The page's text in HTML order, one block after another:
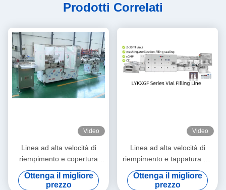
Prodotti Correlati
Video
Linea ad alta velocità di
riempimento e copertura
liquida per spray e oli
essenziali (10-50 ml)
Ottenga il migliore
prezzo
Video
Linea ad alta velocità di
riempimento e tappatura dei
flaconcini di vaccino cGMP
Automazione conforme agli
Ottenga il migliore
prezzo